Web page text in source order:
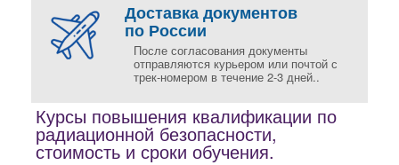
Доставка документов
по России
После согласования документы
отправляются курьером или почтой с
трек-номером в течение 2-3 дней..
Курсы повышения квалификации по
радиационной безопасности,
стоимость и сроки обучения.